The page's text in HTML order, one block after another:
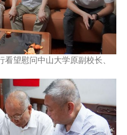
望慰问中山大学原副校长、